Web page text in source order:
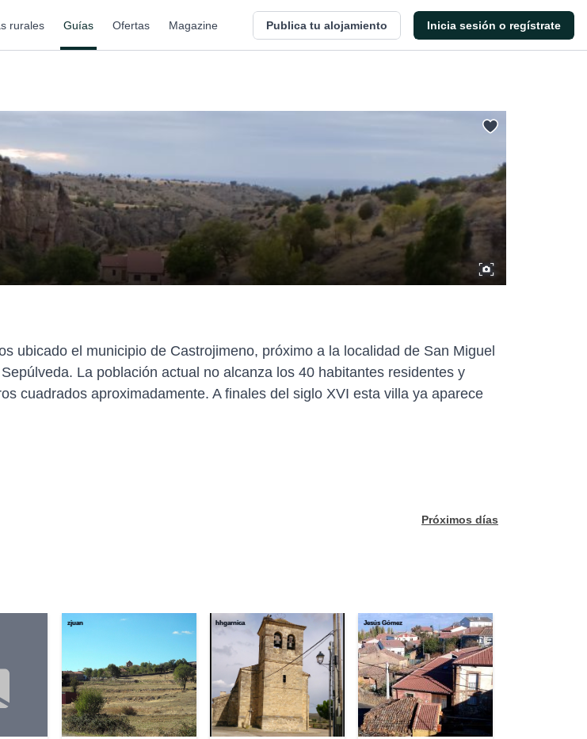
rurales Guías Ofertas Magazine Publica tu alojamiento Inicia sesión o regístrate
ubicado el municipio de Castrojimeno, próximo a la localidad de San Miguel
La población actual no alcanza los 40 habitantes residentes y
cuadrados aproximadamente. A finales del siglo XVI esta villa ya aparece
Próximos días
zjuan hhgarnica Jesús Gómez